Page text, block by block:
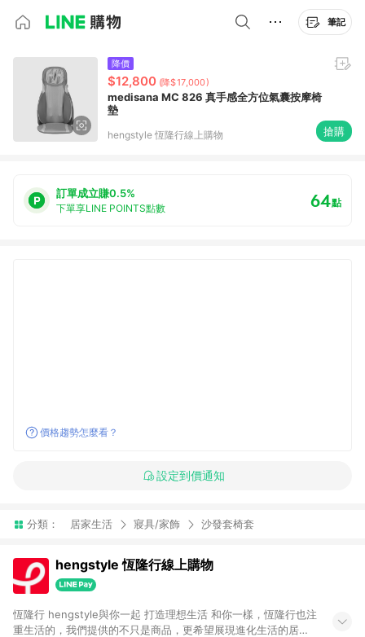
筆記
降價
$12,800 (降$17,000)
medisana MC 826 真手感全方位氣囊按摩椅
墊
hengstyle 恆隆行線上購物 搶購
訂單成立賺0.5%
下單享LINE POINTS點數 64點
價格趨勢怎麼看？
設定到價通知
分類： 居家生活 寢具/家飾 沙發套椅套
hengstyle 恆隆行線上購物
恆隆行 hengstyle與你一起 打造理想生活 和你一樣，恆隆行也注
重生活的，我們提供的不只是商品，更希望展現進化生活的居家